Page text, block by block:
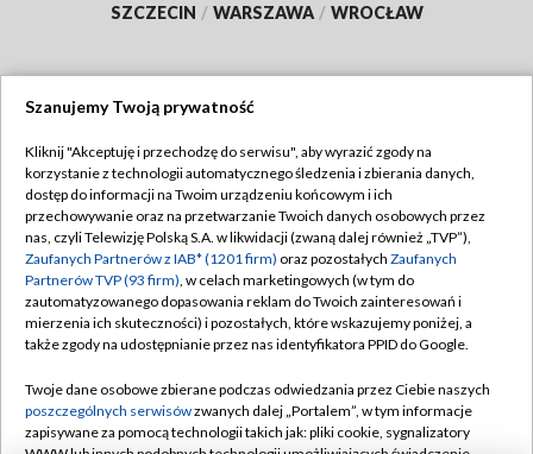
SZCZECIN / WARSZAWA / WROCŁAW
TVP
Abonament TVP
Emisja w TVP
Centrum informacji TVP
Naziemna Telewizja Cyfrowa
Rada Programowa
System NOS
Regulamin TVP
Polityka prywatności
Moje zgody
Pomoc
Kontakt
Szanujemy Twoją prywatność
Kliknij "Akceptuję i przechodzę do serwisu", aby wyrazić zgody na
korzystanie z technologii automatycznego śledzenia i zbierania danych,
dostęp do informacji na Twoim urządzeniu końcowym i ich
przechowywanie oraz na przetwarzanie Twoich danych osobowych przez
nas, czyli Telewizję Polską S.A. w likwidacji (zwaną dalej również „TVP”),
Zaufanych Partnerów z IAB* (1201 firm) oraz pozostałych Zaufanych
Partnerów TVP (93 firm), w celach marketingowych (w tym do
zautomatyzowanego dopasowania reklam do Twoich zainteresowań i
mierzenia ich skuteczności) i pozostałych, które wskazujemy poniżej, a
także zgody na udostępnianie przez nas identyfikatora PPID do Google.
Twoje dane osobowe zbierane podczas odwiedzania przez Ciebie naszych
poszczególnych serwisówzwanych dalej „Portalem”, w tym informacje
zapisywane za pomocą technologii takich jak: pliki cookie, sygnalizatory